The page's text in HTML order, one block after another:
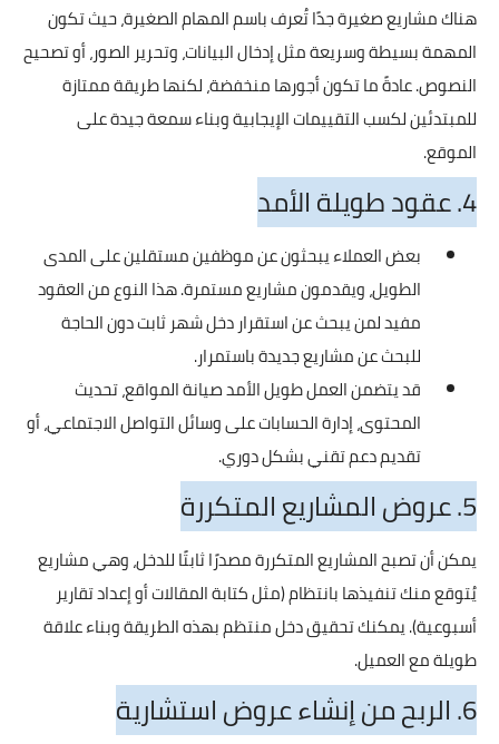
هناك مشاريع صغيرة جدًا تُعرف باسم المهام الصغيرة، حيث تكون
المهمة بسيطة وسريعة مثل إدخال البيانات، وتحرير الصور، أو تصحيح
النصوص. عادةً ما تكون أجورها منخفضة، لكنها طريقة ممتازة
للمبتدئين لكسب التقييمات الإيجابية وبناء سمعة جيدة على
الموقع.
4. عقود طويلة الأمد
بعض العملاء يبحثون عن موظفين مستقلين على المدى
الطويل، ويقدمون مشاريع مستمرة. هذا النوع من العقود
مفيد لمن يبحث عن استقرار دخل شهر ثابت دون الحاجة
للبحث عن مشاريع جديدة باستمرار.
قد يتضمن العمل طويل الأمد صيانة المواقع، تحديث
المحتوى، إدارة الحسابات على وسائل التواصل الاجتماعي، أو
تقديم دعم تقني بشكل دوري.
5. عروض المشاريع المتكررة
يمكن أن تصبح المشاريع المتكررة مصدرًا ثابتًا للدخل، وهي مشاريع
يُتوقع منك تنفيذها بانتظام (مثل كتابة المقالات أو إعداد تقارير
أسبوعية). يمكنك تحقيق دخل منتظم بهذه الطريقة وبناء علاقة
طويلة مع العميل.
6. الربح من إنشاء عروض استشارية